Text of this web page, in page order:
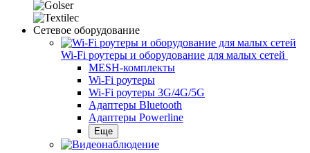
Сетевое оборудование
Wi-Fi роутеры и оборудование для малых сетей
MESH-комплекты
Wi-Fi роутеры
Wi-Fi роутеры 3G/4G/5G
Адаптеры Bluetooth
Адаптеры Powerline
Еще